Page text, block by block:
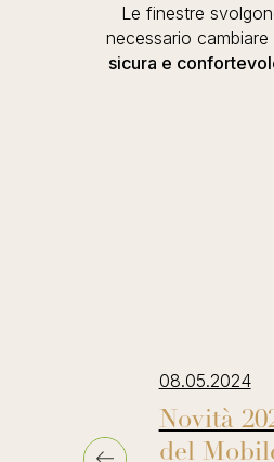
Le finestre
necessario
sicura e
08.05.2024
Novità
del